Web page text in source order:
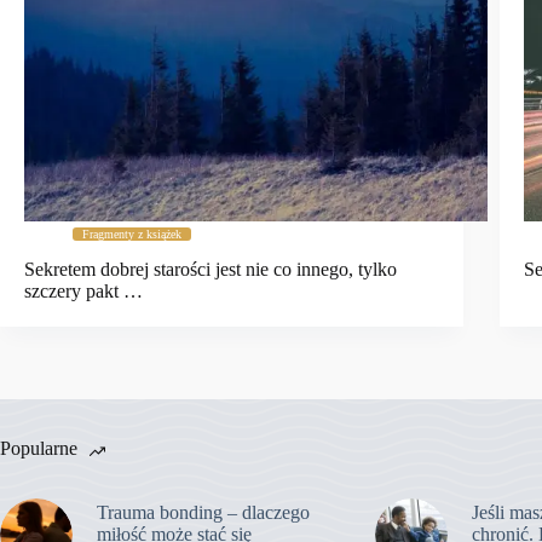
Fragmenty z książek
Sekretem dobrej starości jest nie co innego, tylko
szczery pakt …
Popularne
Trauma bonding – dlaczego
miłość może stać się
Jeśli
chronić.